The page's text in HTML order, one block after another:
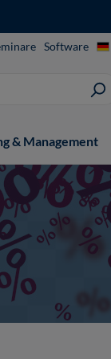
Software
& Management